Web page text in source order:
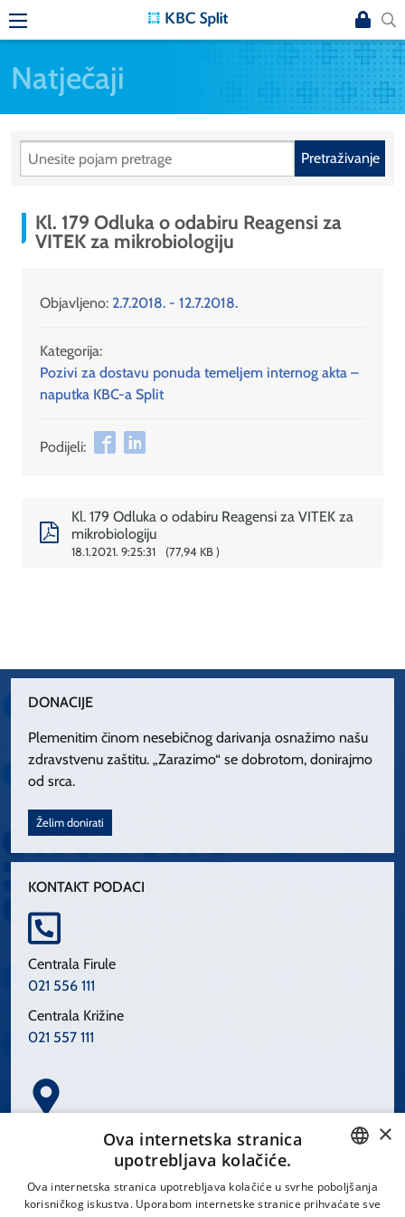
Natječaji
Pretraživanje
Kl. 179 Odluka o odabiru Reagensi za
VITEK za mikrobiologiju
Objavljeno: 2.7.2018. - 12.7.2018.
Kategorija:
Pozivi za dostavu ponuda temeljem internog akta –
naputka KBC-a Split
Podijeli:
Kl. 179 Odluka o odabiru Reagensi za VITEK za
mikrobiologiju
18.1.2021. 9:25:31 77,94 KB
DONACIJE
Plemenitim činom nesebičnog darivanja osnažimo našu
zdravstvenu zaštitu. „Zarazimo“ se dobrotom, donirajmo
od srca.
Želim donirati
KONTAKT PODACI
Centrala Firule
021 556 111
Centrala Križine
021 557 111
Spinčićeva 1, 21000 Split
CROATIAN
×
Ova internetska stranica
upotrebljava kolačiće.
Ova internetska stranica upotrebljava kolačiće u svrhe poboljšanja
korisničkog iskustva. Uporabom internetske stranice prihvaćate sve